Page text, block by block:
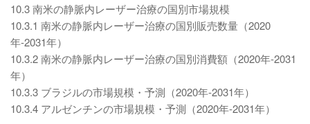
10.3 南米の静脈内レーザー治療の国別市場規模
10.3.1 南米の静脈内レーザー治療の国別販売数量（2020
年-2031年）
10.3.2 南米の静脈内レーザー治療の国別消費額（2020年-2031
年）
10.3.3 ブラジルの市場規模・予測（2020年-2031年）
10.3.4 アルゼンチンの市場規模・予測（2020年-2031年）